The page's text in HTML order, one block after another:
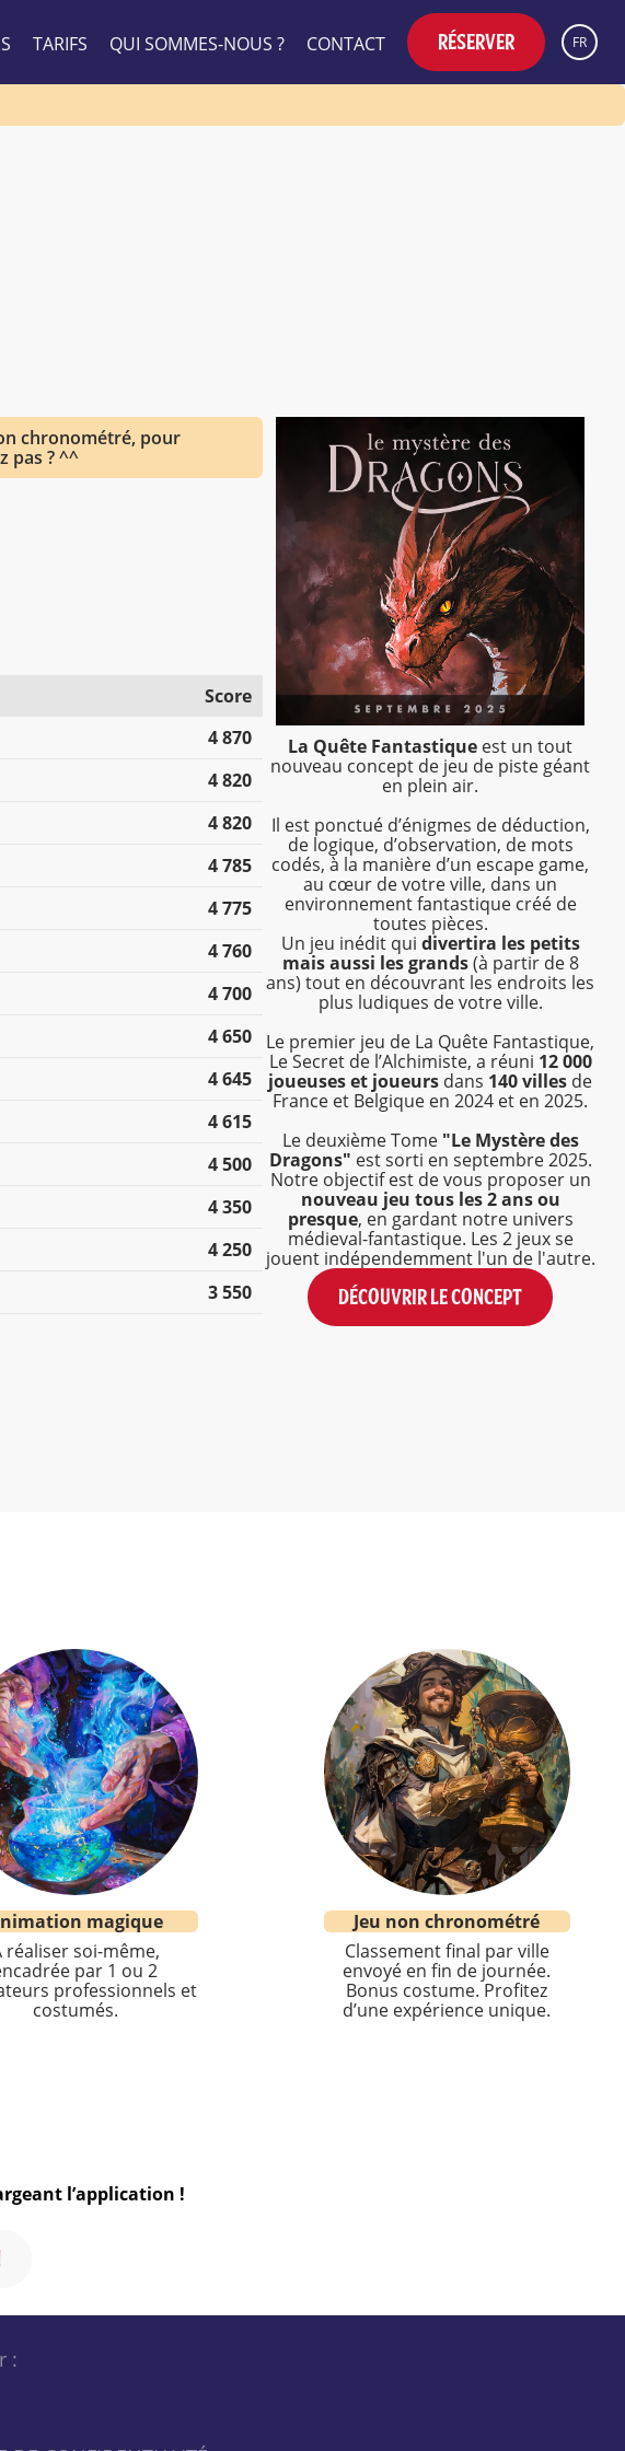
TARIFS QUI SOMMES-NOUS ? CONTACT RÉSERVER FR
chronométré, pour
pas ? ^^
Score
4 870
4 820
4 820
4 785
4 775
4 760
4 700
4 650
4 645
4 615
4 500
4 350
4 250
3 550
La Quête Fantastique est un tout
nouveau concept de jeu de piste géant
en plein air.
Il est ponctué d’énigmes de déduction,
de logique, d’observation, de mots
codés, à la manière d’un escape game,
au cœur de votre ville, dans un
environnement fantastique créé de
toutes pièces.
Un jeu inédit qui divertira les petits
mais aussi les grands(à partir de 8
ans) tout en découvrant les endroits les
plus ludiques de votre ville.
Le premier jeu de La Quête Fantastique,
Le Secret de l’Alchimiste, a réuni 12 000
joueuses et joueurs dans 140 villes de
France et Belgique en 2024 et en 2025.
Le deuxième Tome "Le Mystère des
Dragons" est sorti en septembre 2025.
Notre objectif est de vous proposer un
nouveau jeu tous les 2 ans ou
presque, en gardant notre univers
médieval-fantastique. Les 2 jeux se
jouent indépendemment l'un de l'autre.
DÉCOUVRIR LE CONCEPT
magique
réaliser soi-même,
par 1 ou 2
professionnels et
costumés.
Jeu non chronométré
Classement final par ville
envoyé en fin de journée.
Bonus costume. Profitez
d’une expérience unique.
l’application !
: